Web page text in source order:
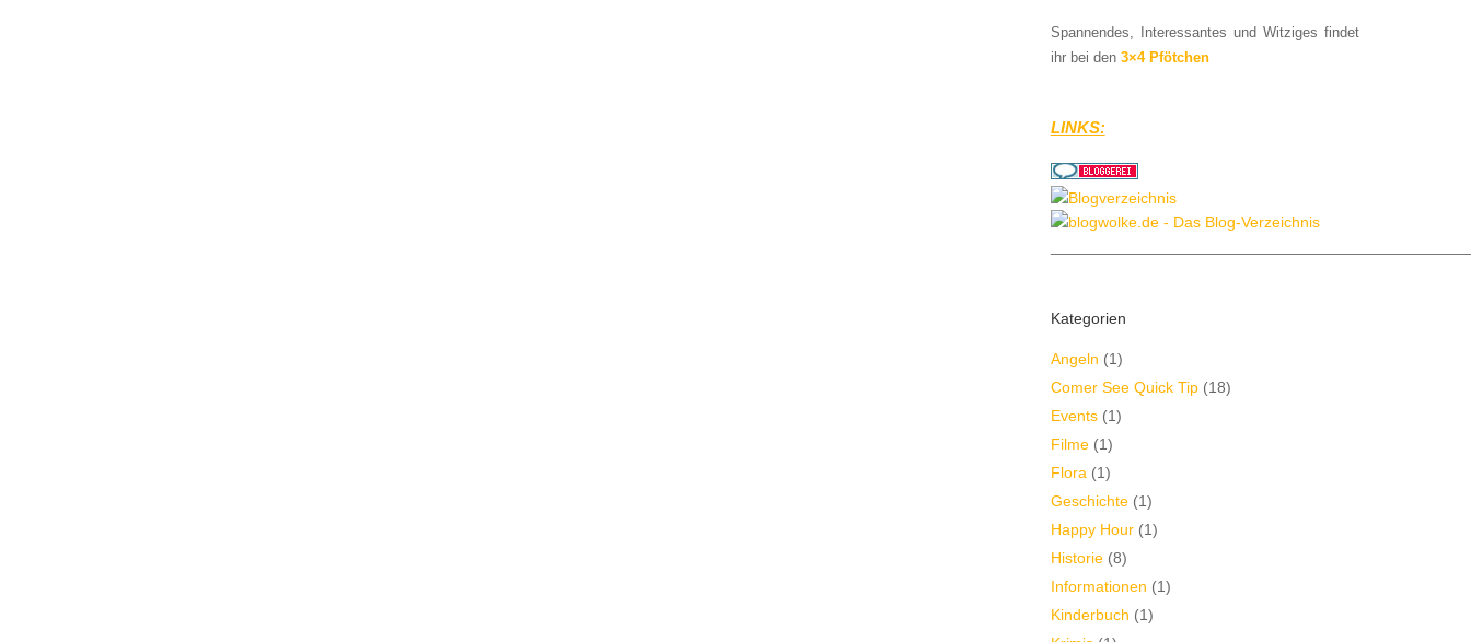
Spannendes, Interessantes und Witziges findet
ihr bei den3×4 Pfötchen
LINKS:
Kategorien
Angeln (1)
Comer See Quick Tip(18)
Events(1)
Filme(1)
Flora (1)
Geschichte(1)
Happy Hour(1)
Historie(8)
Informationen (1)
Kinderbuch (1)